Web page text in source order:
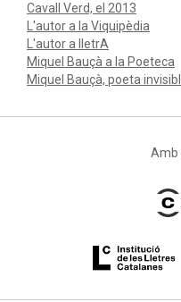
Cavall Verd, el 2013
L'autor a la Viquipèdia
L'autor a lletrA
Miquel Bauçà a la Poeteca
Miquel Bauçà, poeta
Amb